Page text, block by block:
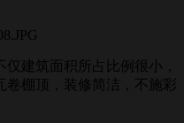
建筑面积所占比例很小，
卷棚顶，装修简洁，不施彩